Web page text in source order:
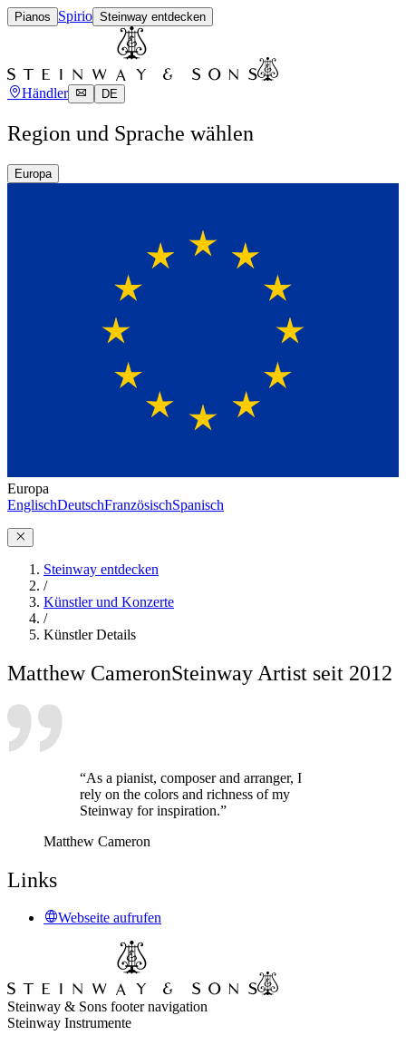
Pianos Spirio Steinway entdecken
Händler DE
Region und Sprache wählen
Europa
Europa
EnglischDeutschFranzösischSpanisch
Steinway entdecken
/
Künstler und Konzerte
/
Künstler Details
Matthew CameronSteinway Artist seit 2012
“As a pianist, composer and arranger, I
rely on the colors and richness of my
Steinway for inspiration.”
Matthew Cameron
Links
Webseite aufrufen
Steinway & Sons footer navigation
Steinway Instrumente